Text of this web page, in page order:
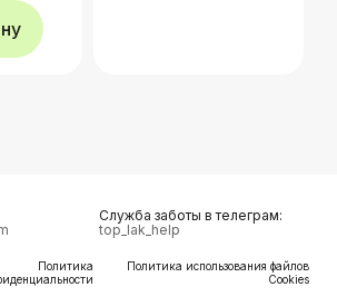
Служба заботы в телеграм:
top_lak_help
Политика
Политика использования файлов
Cookies